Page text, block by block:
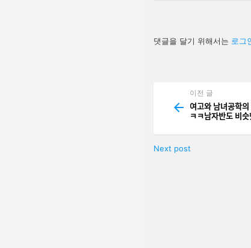
답
글
댓글을 달기 위해서는 로그
more
이전 글
여고와
ㅋㅋ남자반도
Next post